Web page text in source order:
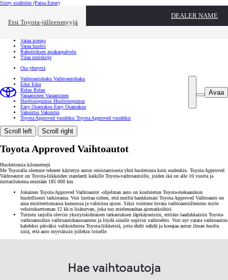
Siirry sisältöön (Paina Enter)
Etsi Toyota-jälleenmyyjä
DEALER NAME
Toyota palvelee Sulje
Varaa koeajo
Varaa huolto
Rahoituksen asiakaspalvelu
Tilaa uutiskirje
Ota yhteyttä
Avaa
Vaihtoautohaku Vaihtoautohaku
Edut Edut
Relax Relax
Varaaminen Varaaminen
Huoltosopimus Huoltosopimus
Easy Osamaksu Easy Osamaksu
Vakuutus Vakuutus
Toyota Approved vuodeksi Toyota Approved vuodeksi
Scroll left Scroll right
Toyota Approved Vaihtoautot
Huolettomia kilometrejä
Me Toyotalla olemme tehneet käytetyn auton omistamisesta yhtä huoletonta kuin uudenkin. Toyota Approved
Vaihtoautot on Toyota-liikkeiden standardi kaikille Toyota-vaihtoautoille, joiden ikä on alle 10 vuotta ja
mittarilukema enintään 185 000 km.
Jokainen Toyota Approved Vaihtoautot -ohjelman auto on koulutetun Toyota-mekaanikon
huolellisesti tarkistama. Voit luottaa siihen, että meiltä hankkimasi Toyota Approved Vaihtoauto on
aina moitteettomassa kunnossa ja valmiina ajoon. Siksi voimme luvata vaihtoautoillemme myös
veloituksettoman 12 kk:n lisäturvan, joka tuo mielenrauhaa ajomatkoihisi.
Tutustu tarjolla oleviin yksityiskohtaisen tarkastuksen läpikäyneisiin, erittäin laadukkaisiin Toyota-
vaihtoautoihin vaihtoautohaussamme ja löydä sinulle sopivin vaihtoehto. Voit nyt varata vaihtoauton
kahdeksi päiväksi valikoiduista Toyota-liikkeistä, jotta ehdit nähdä ja koeajaa auton ilman huolta
siitä, että auto myytäisiin jollekin toiselle.
Hae vaihtoautoja